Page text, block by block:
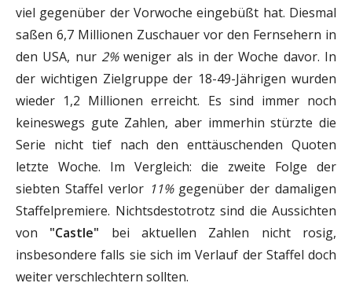
viel gegenüber der Vorwoche eingebüßt hat. Diesmal
saßen 6,7 Millionen Zuschauer vor den Fernsehern in
den USA, nur 2%weniger als in der Woche davor. In
der wichtigen Zielgruppe der 18-49-Jährigen wurden
wieder 1,2 Millionen erreicht. Es sind immer noch
keineswegs gute Zahlen, aber immerhin stürzte die
Serie nicht tief nach den enttäuschenden Quoten
letzte Woche. Im Vergleich: die zweite Folge der
siebten Staffel verlor 11%gegenüber der damaligen
Staffelpremiere. Nichtsdestotrotz sind die Aussichten
von "Castle" bei aktuellen Zahlen nicht rosig,
insbesondere falls sie sich im Verlauf der Staffel doch
weiter verschlechtern sollten.